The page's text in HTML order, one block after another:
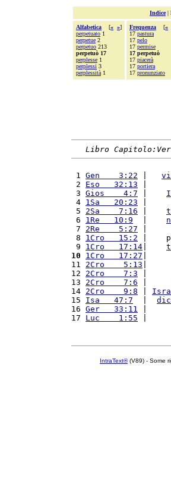
Indice|
Alfabetica [« »]
perpetuato 1
perpetue 2
perpetuo 213
perpetuò 17
perplesse 1
perplessi 3
perplessità 1
Frequenza [«
17 pastura
17 pelo
17 permise
17 perpetuò
17 piacerà
17 portiera
17 pronunziato
Libro
1 Gen    3:22
2 Eso   32:13 |
3 Gios    4:7
4 1Sa   20:23
5 2Sa    7:16
6 1Re   10:9
7 2Re    5:27 |
8 1Cro   15:2 |
9 1Cro   17:14
10
1Cro   17:27 |
11 2Cro    5:13 |
12 2Cro    7:3 |
13 2Cro    7:6 |
14 2Cro    9:8
15 Isa   47:7
16 Ger   33:11 |
17 Luc    1:55 |
IntraText®(V89) - Some